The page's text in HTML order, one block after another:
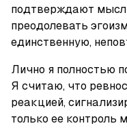
подтверждают
преодолевать
единственную,
Лично я полностью
Я считаю, что
реакцией,
только ее контроль